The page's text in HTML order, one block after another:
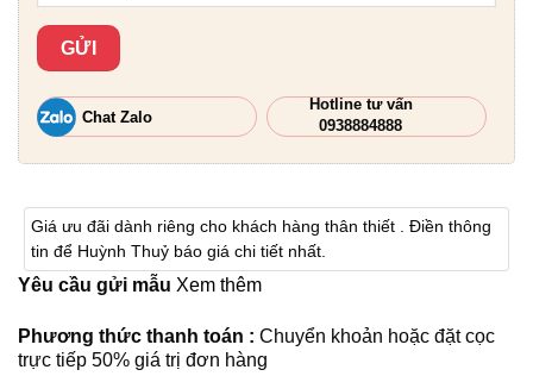
Chat Zalo
Hotline tư vấn
0938884888
Giá ưu đãi dành riêng cho khách hàng thân thiết . Điền thông
tin để Huỳnh Thuỷ báo giá chi tiết nhất.
Yêu cầu gửi mẫu Xem thêm
Phương thức thanh toán : Chuyển khoản hoặc đặt cọc
trực tiếp 50% giá trị đơn hàng